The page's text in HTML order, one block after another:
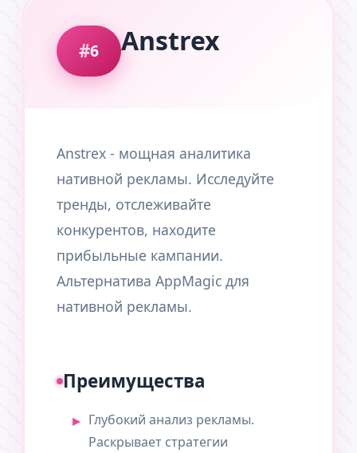
6 Anstrex
Anstrex - мощная аналитика
нативной рекламы. Исследуйте
тренды, отслеживайте
конкурентов, находите
прибыльные кампании.
Альтернатива AppMagic для
нативной рекламы.
Преимущества
Глубокий анализ рекламы.
Раскрывает стратегии